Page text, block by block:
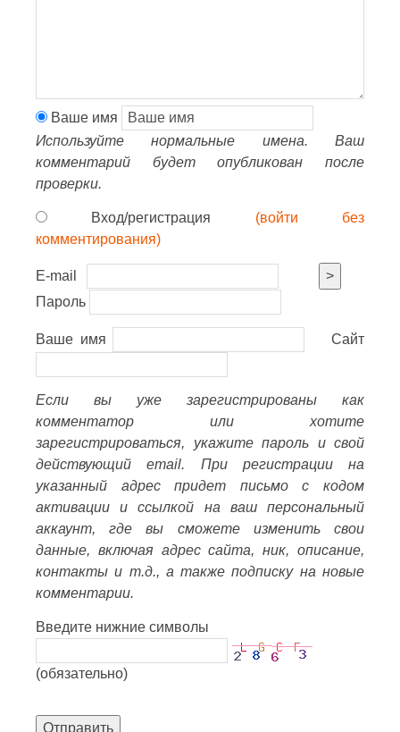
Ваше имя
Используйте нормальные имена. Ваш
комментарий будет опубликован после
проверки.
Вход/регистрация (войти без
комментирования)
E-mail
>
Пароль
Ваше имя Сайт
Если вы уже зарегистрированы как
комментатор или хотите
зарегистрироваться, укажите пароль и свой
действующий email. При регистрации на
указанный адрес придет письмо с кодом
активации и ссылкой на ваш персональный
аккаунт, где вы сможете изменить свои
данные, включая адрес сайта, ник, описание,
контакты и т.д., а также подписку на новые
комментарии.
Введите нижние символы
(обязательно)
Отправить